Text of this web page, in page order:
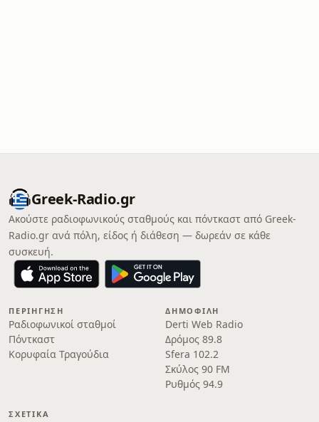
Greek-Radio.gr
Ακούστε ραδιοφωνικούς σταθμούς και πόντκαστ από Greek-
Radio.gr ανά πόλη, είδος ή διάθεση — δωρεάν σε κάθε
συσκευή.
ΠΕΡΙΉΓΗΣΗ
Ραδιοφωνικοί σταθμοί
Πόντκαστ
Κορυφαία Τραγούδια
ΔΗΜΟΦΙΛΉ
Derti Web Radio
Δρόμος 89.8
Sfera 102.2
Σκύλος 90 FM
Ρυθμός 94.9
ΣΧΕΤΙΚΆ